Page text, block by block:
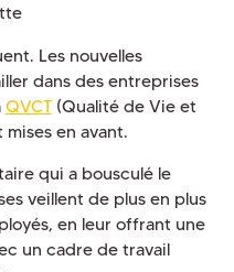
Les nouvelles
dans des entreprises
QVCT(Qualité de Vie et
en avant.
qui a bousculé le
veillent de plus en plus
en leur offrant une
un cadre de travail